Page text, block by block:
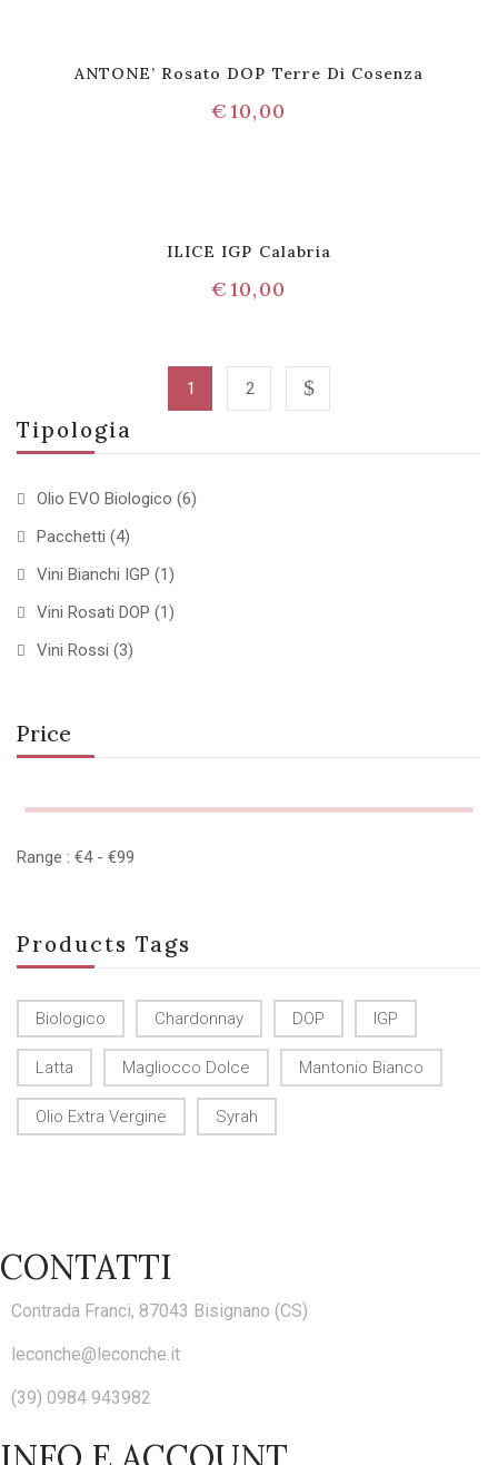
Tipologia
Olio EVO Biologico (6)
Pacchetti (4)
Vini Bianchi IGP (1)
Vini Rosati DOP (1)
Vini Rossi (3)
Price
Range : €4 - €99
Products Tags
Biologico Chardonnay DOP IGP
Latta Magliocco Dolce Mantonio Bianco
Olio Extra Vergine Syrah
ANTONE’ Rosato DOP Terre Di Cosenza
€10,00
ILICE IGP Calabria
€10,00
1 2
CONTATTI
Contrada Franci, 87043 Bisignano (CS)
leconche@leconche.it
(39) 0984 943982